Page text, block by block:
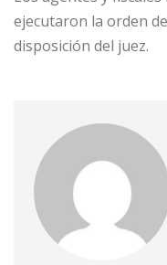
ejecutaron la orden
disposición del juez.